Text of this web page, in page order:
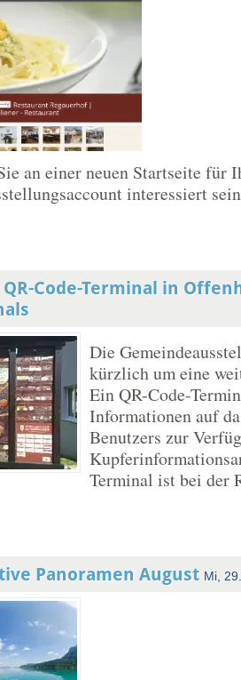
an einer neuen Startseite für
interessiert
Code-Terminal in
Die
kürzlich um eine
Ein QR-Code-
Informationen auf
Benutzers zur
Terminal ist bei der
Panoramen August Mi,